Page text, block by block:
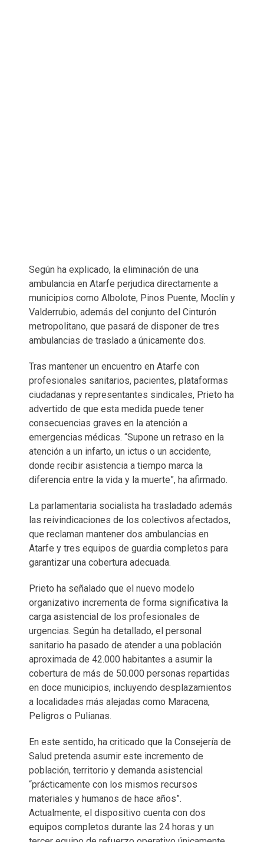
Según ha explicado, la eliminación de una
ambulancia en Atarfe perjudica directamente a
municipios como Albolote, Pinos Puente, Moclín y
Valderrubio, además del conjunto del Cinturón
metropolitano, que pasará de disponer de tres
ambulancias de traslado a únicamente dos.
Tras mantener un encuentro en Atarfe con
profesionales sanitarios, pacientes, plataformas
ciudadanas y representantes sindicales, Prieto ha
advertido de que esta medida puede tener
consecuencias graves en la atención a
emergencias médicas. “Supone un retraso en la
atención a un infarto, un ictus o un accidente,
donde recibir asistencia a tiempo marca la
diferencia entre la vida y la muerte”, ha afirmado.
La parlamentaria socialista ha trasladado además
las reivindicaciones de los colectivos afectados,
que reclaman mantener dos ambulancias en
Atarfe y tres equipos de guardia completos para
garantizar una cobertura adecuada.
Prieto ha señalado que el nuevo modelo
organizativo incrementa de forma significativa la
carga asistencial de los profesionales de
urgencias. Según ha detallado, el personal
sanitario ha pasado de atender a una población
aproximada de 42.000 habitantes a asumir la
cobertura de más de 50.000 personas repartidas
en doce municipios, incluyendo desplazamientos
a localidades más alejadas como Maracena,
Peligros o Pulianas.
En este sentido, ha criticado que la Consejería de
Salud pretenda asumir este incremento de
población, territorio y demanda asistencial
“prácticamente con los mismos recursos
materiales y humanos de hace años”.
Actualmente, el dispositivo cuenta con dos
equipos completos durante las 24 horas y un